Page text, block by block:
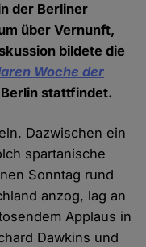
der Berliner
über Vernunft,
bildete die
Woche der
stattfindet.
Dazwischen ein
spartanische
Sonntag rund
anzog, lag an
Applaus in
Dawkins und